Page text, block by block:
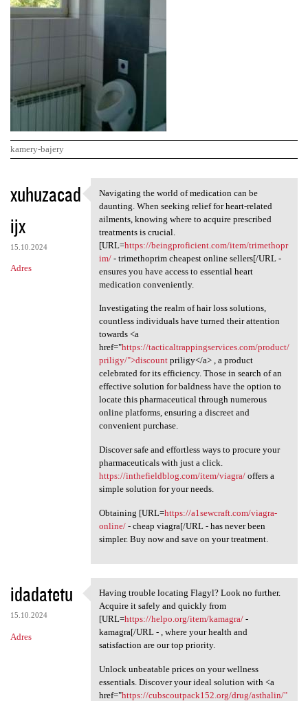
kamery-bajery
K
o
m
e
n
xuhuzacad
ijx
15.10.2024
Adres
Navigating the world of
Navigating the world of medication can be
daunting. When seeking relief for heart-related
ailments, knowing where to acquire prescribed
treatments is crucial.
[URL=https://beingproficient.com/item/trimethopr
im/- trimethoprim cheapest online sellers[/URL -
ensures you have access to essential heart
medication conveniently.
Investigating the realm of hair loss solutions,
countless individuals have turned their attention
towards <a
href="https://tacticaltrappingservices.com/product/
priligy/">discountpriligy</a> , a product
celebrated for its efficiency. Those in search of an
effective solution for baldness have the option to
locate this pharmaceutical through numerous
online platforms, ensuring a discreet and
convenient purchase.
Discover safe and effortless ways to procure your
pharmaceuticals with just a click.
https://inthefieldblog.com/item/viagra/offers a
simple solution for your needs.
Obtaining [URL=https://a1sewcraft.com/viagra-
online/- cheap viagra[/URL - has never been
simpler. Buy now and save on your treatment.
idadatetu
15.10.2024
Adres
Having trouble locating
Having trouble locating Flagyl? Look no further.
Acquire it safely and quickly from
[URL=https://helpo.org/item/kamagra/-
kamagra[/URL - , where your health and
satisfaction are our top priority.
Unlock unbeatable prices on your wellness
essentials. Discover your ideal solution with <a
href="https://cubscoutpack152.org/drug/asthalin/"